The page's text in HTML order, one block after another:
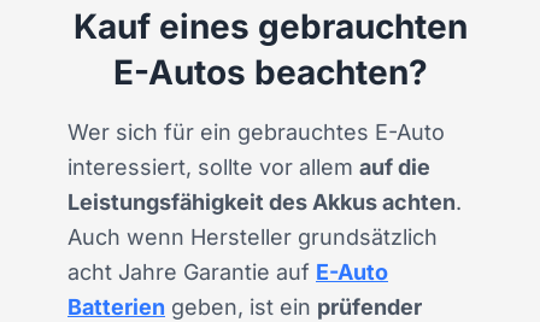
Kauf eines gebrauchten
E-Autos beachten?
Wer sich für ein gebrauchtes E-Auto
interessiert, sollte vor allem auf die
Leistungsfähigkeit des Akkus achten.
Auch wenn Hersteller grundsätzlich
acht Jahre Garantie auf E-Auto
Batterien geben, ist ein prüfender